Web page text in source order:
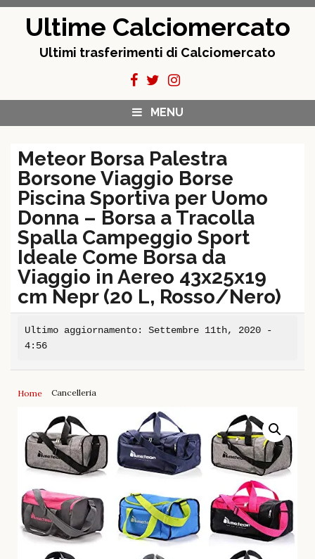
Ultime Calciomercato
Ultimi trasferimenti di Calciomercato
MENU
Meteor Borsa Palestra
Borsone Viaggio Borse
Piscina Sportiva per Uomo
Donna – Borsa a Tracolla
Spalla Campeggio Sport
Ideale Come Borsa da
Viaggio in Aereo 43x25x19
cm Nepr (20 L, Rosso/Nero)
Ultimo aggiornamento: Settembre 11th, 2020 -
4:56
Home Cancelleria